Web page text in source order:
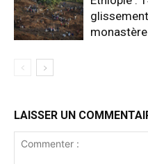
monastère
LAISSER UN